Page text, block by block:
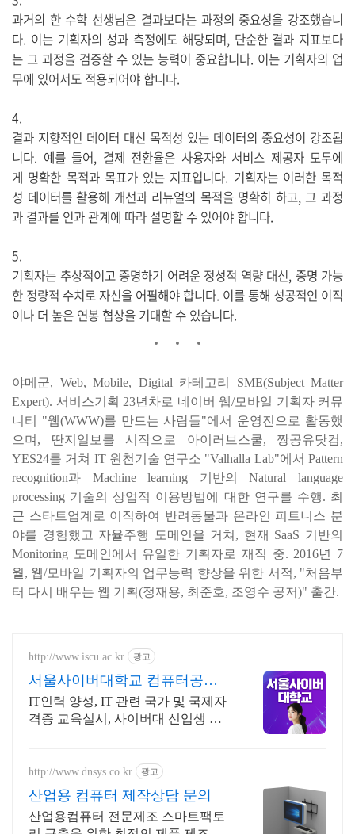
과거의 한 수학 선생님은 결과보다는 과정의 중요성을 강조했습니
다. 이는 기획자의 성과 측정에도 해당되며, 단순한 결과 지표보다
는 그 과정을 검증할 수 있는 능력이 중요합니다. 이는 기획자의 업
무에 있어서도 적용되어야 합니다.
4.
결과 지향적인 데이터 대신 목적성 있는 데이터의 중요성이 강조됩
니다. 예를 들어, 결제 전환율은 사용자와 서비스 제공자 모두에
게 명확한 목적과 목표가 있는 지표입니다. 기획자는 이러한 목적
성 데이터를 활용해 개선과 리뉴얼의 목적을 명확히 하고, 그 과정
과 결과를 인과 관계에 따라 설명할 수 있어야 합니다.
5.
기획자는 추상적이고 증명하기 어려운 정성적 역량 대신, 증명 가능
한 정량적 수치로 자신을 어필해야 합니다. 이를 통해 성공적인 이직
이나 더 높은 연봉 협상을 기대할 수 있습니다.
야메군, Web, Mobile, Digital 카테고리 SME(Subject Matter
Expert). 서비스기획 23년차로 네이버 웹/모바일 기획자 커뮤
니티 "웹(WWW)를 만드는 사람들"에서 운영진으로 활동했
으며, 딴지일보를 시작으로 아이러브스쿨, 짱공유닷컴,
YES24를 거쳐 IT 원천기술 연구소 "Valhalla Lab"에서 Pattern
recognition과 Machine learning 기반의 Natural language
processing 기술의 상업적 이용방법에 대한 연구를 수행. 최
근 스타트업계로 이직하여 반려동물과 온라인 피트니스 분
야를 경험했고 자율주행 도메인을 거쳐, 현재 SaaS 기반의
Monitoring 도메인에서 유일한 기획자로 재직 중. 2016년 7
월, 웹/모바일 기획자의 업무능력 향상을 위한 서적, "처음부
터 다시 배우는 웹 기획(정재용, 최준호, 조영수 공저)" 출간.
http://www.iscu.ac.kr 광고
서울사이버대학교 컴퓨터공학
과 2026 가을학기 신편입생
IT인력 양성, IT 관련 국가 및 국제자
격증 교육실시, 사이버대 신입생 수 1
http://www.dnsys.co.kr 광고
산업용 컴퓨터 제작상담 문의
산업용컴퓨터 전문제조 스마트팩토